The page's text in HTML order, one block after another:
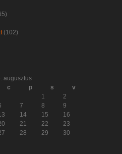
(102)
augusztus
c p s
v
1
2
7 8
9
14 15
16
21 22
23
28 29
30